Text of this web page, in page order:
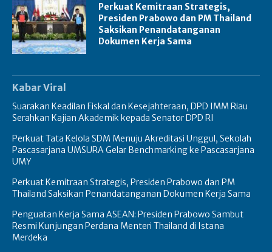
Perkuat Kemitraan Strategis,
Presiden Prabowo dan PM Thailand
Saksikan Penandatanganan
Dokumen Kerja Sama
Kabar Viral
Suarakan Keadilan Fiskal dan Kesejahteraan, DPD IMM Riau
Serahkan Kajian Akademik kepada Senator DPD RI
Perkuat Tata Kelola SDM Menuju Akreditasi Unggul, Sekolah
Pascasarjana UMSURA Gelar Benchmarking ke Pascasarjana
UMY
Perkuat Kemitraan Strategis, Presiden Prabowo dan PM
Thailand Saksikan Penandatanganan Dokumen Kerja Sama
Penguatan Kerja Sama ASEAN: Presiden Prabowo Sambut
Resmi Kunjungan Perdana Menteri Thailand di Istana
Merdeka